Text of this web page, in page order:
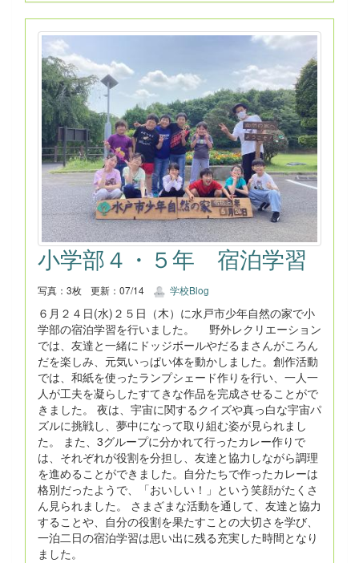
小学部４・５年 宿泊学習
写真：3枚 更新：07/14 学校Blog
６月２４日(水)２５日（木）に水戸市少年自然の家で小
学部の宿泊学習を行いました。 野外レクリエーション
では、友達と一緒にドッジボールやだるまさんがころん
だを楽しみ、元気いっぱい体を動かしました。創作活動
では、和紙を使ったランプシェード作りを行い、一人一
人が工夫を凝らしたすてきな作品を完成させることがで
きました。 夜は、宇宙に関するクイズや真っ白な宇宙パ
ズルに挑戦し、夢中になって取り組む姿が見られまし
た。 また、3グループに分かれて行ったカレー作りで
は、それぞれが役割を分担し、友達と協力しながら調理
を進めることができました。自分たちで作ったカレーは
格別だったようで、「おいしい！」という笑顔がたくさ
ん見られました。 さまざまな活動を通して、友達と協力
することや、自分の役割を果たすことの大切さを学び、
一泊二日の宿泊学習は思い出に残る充実した時間となり
ました。